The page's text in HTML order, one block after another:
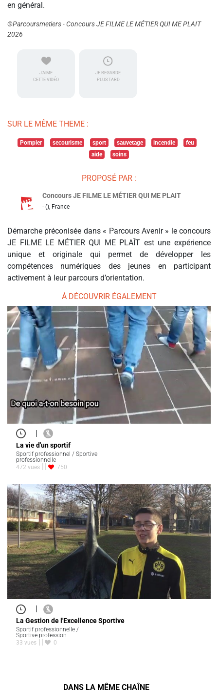
en général.
©Parcoursmetiers - Concours JE FILME LE MÉTIER QUI ME PLAIT
2026
J'AIME
CETTE VIDÉO
JE REGARDE
PLUS TARD
SUR LE MÊME THEME :
Pompier secourisme sport sauvetage incendie
feu
aide
soins
PROPOSÉ PAR :
Concours JE FILME LE MÉTIER QUI ME PLAIT
- (), France
Démarche préconisée dans « Parcours Avenir » le concours
JE FILME LE MÉTIER QUI ME PLAÎT est une expérience
unique et originale qui permet de développer les
compétences numériques des jeunes en participant
activement à leur parcours d’orientation.
À DÉCOUVRIR ÉGALEMENT
|
La vie d'un sportif
Sportif professionnel / Sportive
professionnelle
472 vues
750
La Gestion de l'Excellence Sportive
Sportif professionnelle /
Sportive profession
33 vues
0
DANS LA MÊME CHAÎNE